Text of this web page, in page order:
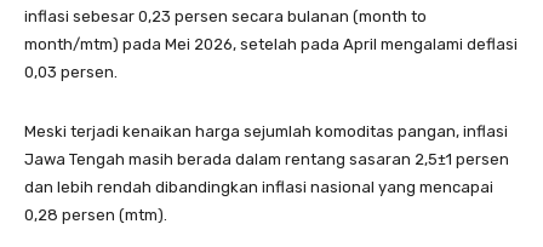
inflasi sebesar 0,23 persen secara bulanan (month to
month/mtm) pada Mei 2026, setelah pada April mengalami deflasi
0,03 persen.
Meski terjadi kenaikan harga sejumlah komoditas pangan, inflasi
Jawa Tengah masih berada dalam rentang sasaran 2,5±1 persen
dan lebih rendah dibandingkan inflasi nasional yang mencapai
0,28 persen (mtm).